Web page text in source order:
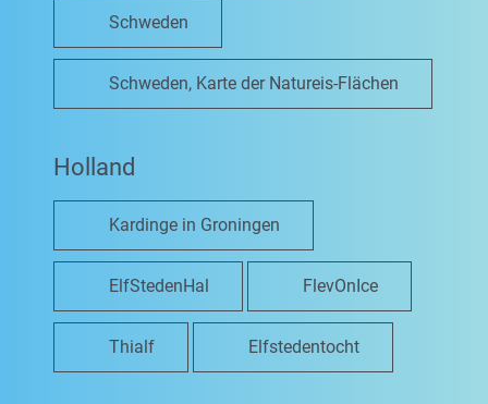
Schweden
Schweden, Karte der Natureis-Flächen
Holland
Kardinge in Groningen
ElfStedenHal FlevOnIce
Thialf Elfstedentocht